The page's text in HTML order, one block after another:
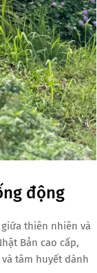
động
thiên nhiên và
Bản cao cấp,
tâm huyết dành